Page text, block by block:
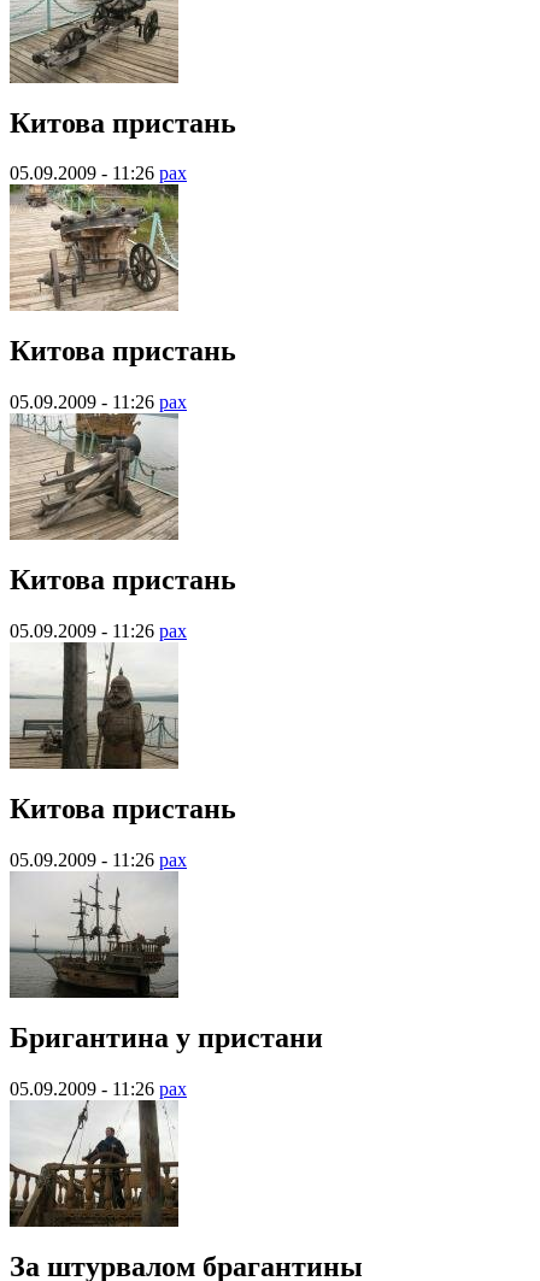
Китова пристань
05.09.2009 - 11:26 pax
Китова пристань
05.09.2009 - 11:26 pax
Китова пристань
05.09.2009 - 11:26 pax
Китова пристань
05.09.2009 - 11:26 pax
Бригантина у пристани
05.09.2009 - 11:26 pax
За штурвалом брагантины